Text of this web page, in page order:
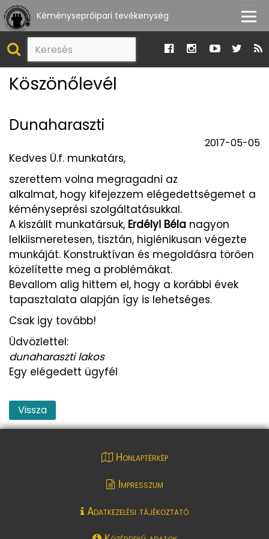
Kéményseprőipari tevékenység
Köszönőlevél
Dunaharaszti
2017-05-05
Kedves Ü.f. munkatárs,
szerettem volna megragadni az
alkalmat, hogy kifejezzem elégedettségemet a
kéményseprési szolgáltatásukkal.
A kiszállt munkatársuk, Erdélyi Béla nagyon
lelkiismeretesen, tisztán, higiénikusan végezte
munkáját. Konstruktívan és megoldásra törően
közelítette meg a problémákat.
Bevallom alig hittem el, hogy a korábbi évek
tapasztalata alapján így is lehetséges.
Csak igy tovább!
Üdvözlettel:
dunaharaszti lakos
Egy elégedett ügyfél
Vissza
Honlaptérkép
Impresszum
Adatkezelési tájékoztató